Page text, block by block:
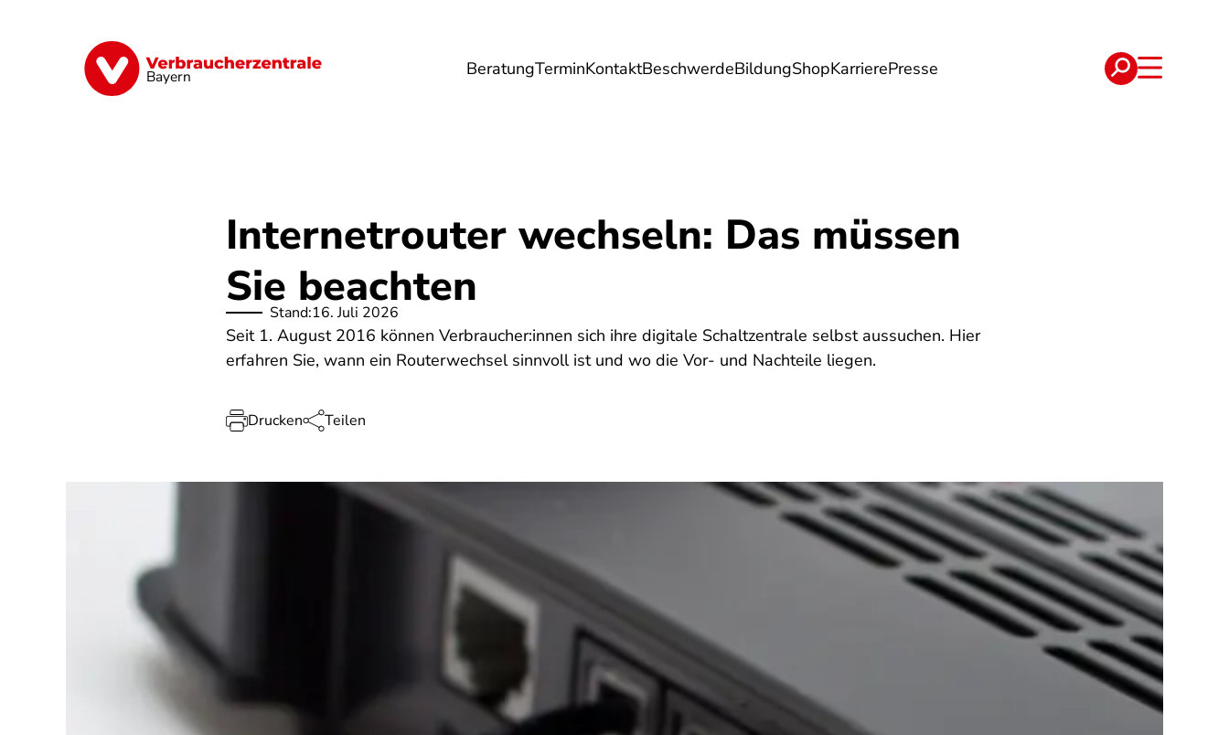
Bayern BeratungTerminKontaktBeschwerdeBildungShopKarrierePresse
Finanzen Digitales Lebensmittel Umwelt Gesundheit Energie Reise Verträge
Internetrouter wechseln: Das müssen
Sie beachten
Stand:16. Juli 2026
Seit 1. August 2016 können Verbraucher:innen sich ihre digitale Schaltzentrale selbst aussuchen. Hier
erfahren Sie, wann ein Routerwechsel sinnvoll ist und wo die Vor- und Nachteile liegen.
Drucken Teilen